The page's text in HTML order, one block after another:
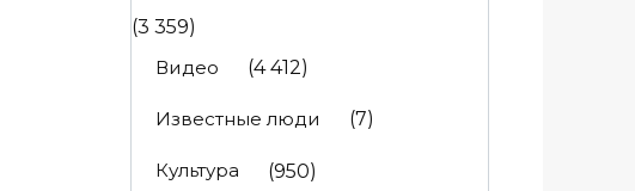
(3 359)
Видео
(4 412)
Известные люди (7)
Культура (950)